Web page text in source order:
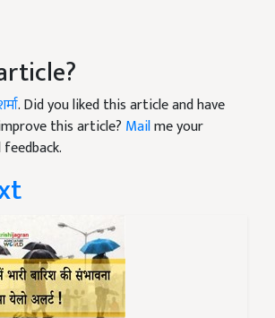
. Did you liked this article and have
this article? Mailme your